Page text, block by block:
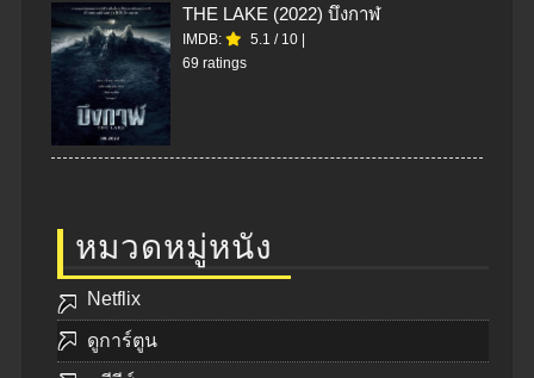
THE LAKE (2022) บึงกาฬ
IMDB: 5.1 / 10 |
69 ratings
หมวดหมู่หนัง
Netflix
ดูการ์ตูน